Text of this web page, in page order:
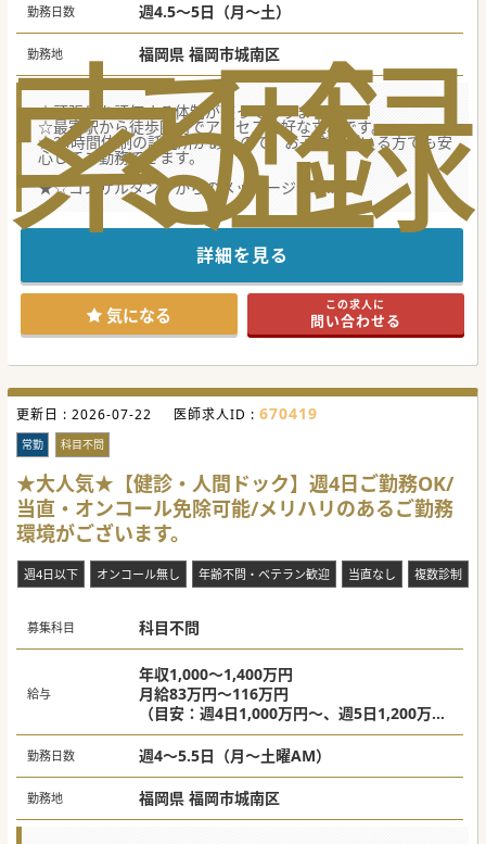
索る歴録
勤務日数 週4.5～5日（月～土）
勤務地 福岡県 福岡市城南区
☆頑張りを評価する体制が整っております。
☆最寄駅から徒歩圏内でアクセス良好な立地です。
☆24時間体制の託児所があるので、お子さんがいる方でも安
心してご勤務できます。
★☆コンサルタントからのメッセージ★☆
福岡市内にあるケアミックス病院で、最寄の駅やバス停も近
く、中心部から通勤が便利な立地です。
精密検査や生物学的製剤による治療も行っており、大学・公
的病院などの専門病院とも連携を取った診療を行っていま
今回、現在落ち着いているオペ状況を活性化させるため、
「オペをしたい」「オペに力を入れたい」とお考えの先生を
歓迎しております。
ぜひ一度、ご検討ください。
詳細を見る
気になる この求人に
問い合わせる
更新日 : 2026-07-22 医師求人ID : 670419
常勤 科目不問
★大人気★【健診・人間ドック】週4日ご勤務OK/
当直・オンコール免除可能/メリハリのあるご勤務
環境がございます。
週4日以下 オンコール無し 年齢不問・ベテラン歓迎 当直なし 複数診制
募集科目 科目不問
給与
年収1,000～1,400万円
月給83万円～116万円
（目安：週4日1,000万円～、週5日1,200万円
～）
※ご経験や勤務日数等に応じて調整
勤務日数 週4～5.5日（月～土曜AM）
勤務地 福岡県 福岡市城南区